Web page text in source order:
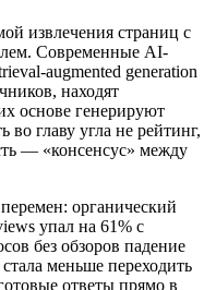
извлечения страниц с
Современные AI-
augmented generation
находят
основе генерируют
во главу угла не рейтинг,
— «консенсус» между
органический
упал на 61% с
без обзоров падение
меньше переходить
ответы прямо в